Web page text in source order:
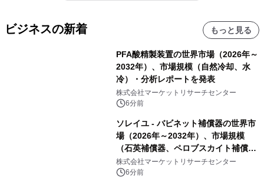
ビジネスの新着 もっと見る
PFA酸精製装置の世界市場（2026年～
2032年）、市場規模（自然冷却、水
冷）・分析レポートを発表
株式会社マーケットリサーチセンター
6分前
ソレイユ - バビネット補償器の世界市
場（2026年～2032年）、市場規模
（石英補償器、ペロブスカイト補償
器、その他）・分析レポートを発表
株式会社マーケットリサーチセンター
6分前